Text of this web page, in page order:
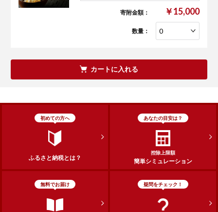
寄附金額： ￥15,000
数量：
カートに入れる
初めての方へ
ふるさと納税とは？
あなたの目安は？
控除上限額
簡単シミュレーション
無料でお届け 疑問をチェック！